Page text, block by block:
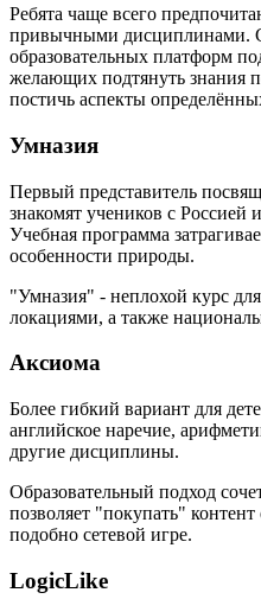
Ребята чаще всего
привычными дисциплинами.
образовательных платформ
желающих подтянуть знания
постичь аспекты
Умназия
Первый представитель
знакомят учеников с
Учебная программа
особенности природы.
"Умназия" - неплохой курс
локациями, а также
Аксиома
Более гибкий вариант для
английское наречие,
другие дисциплины.
Образовательный подход
позволяет "покупать"
подобно сетевой игре.
LogicLike